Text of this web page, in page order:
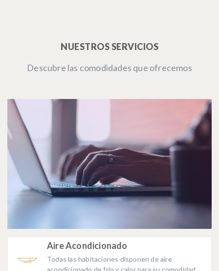
NUESTROS SERVICIOS
Descubre las comodidades que ofrecemos
Aire Acondicionado
Todas las habitaciones disponen de aire
acondicionado de frío y calor para su comodidad.